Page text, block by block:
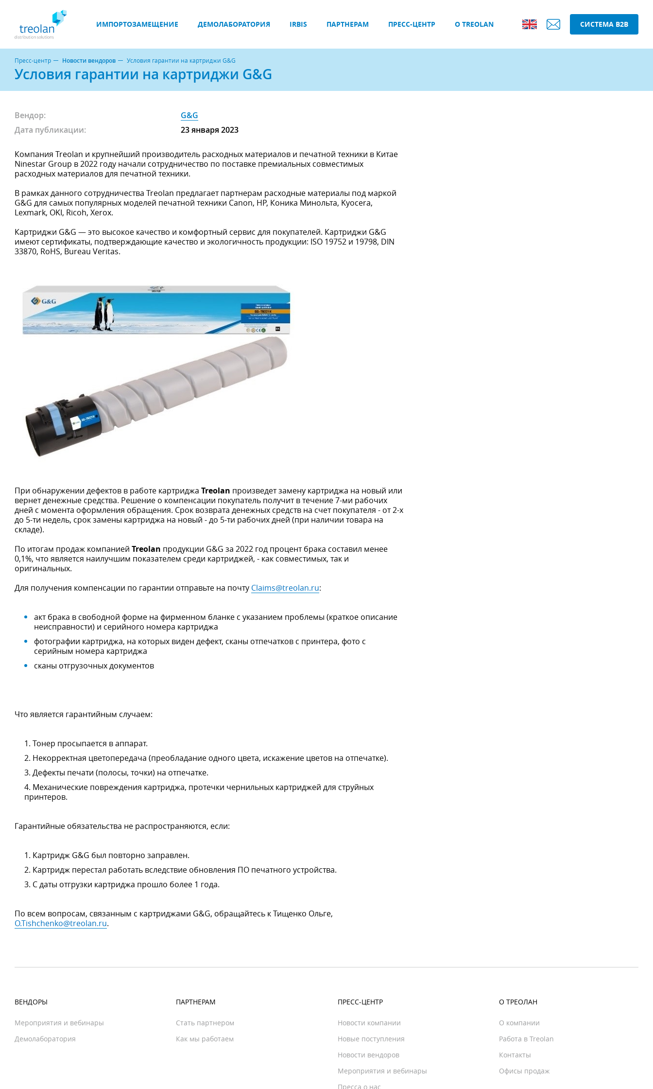
ИМПОРТОЗАМЕЩЕНИЕ ДЕМОЛАБОРАТОРИЯ IRBIS ПАРТНЕРАМ ПРЕСС-ЦЕНТР О TREOLAN СИСТЕМА B2B
Пресс-центр Новости вендоров Условия гарантии на картриджи G&G
Условия гарантии на картриджи G&G
Вендор:
G&G
Дата публикации:
23 января 2023
Компания Treolan и крупнейший производитель расходных материалов и печатной техники в Китае
Ninestar Group в 2022 году начали сотрудничество по поставке премиальных совместимых
расходных материалов для печатной техники.
В рамках данного сотрудничества Treolan предлагает партнерам расходные материалы под маркой
G&G для самых популярных моделей печатной техники Canon, HP, Коника Минольта, Kyocera,
Lexmark, OKI, Ricoh, Xerox.
Картриджи G&G — это высокое качество и комфортный сервис для покупателей. Картриджи G&G
имеют сертификаты, подтверждающие качество и экологичность продукции: ISO 19752 и 19798, DIN
33870, RoHS, Bureau Veritas.
При обнаружении дефектов в работе картриджа Treolan произведет замену картриджа на новый или
вернет денежные средства. Решение о компенсации покупатель получит в течение 7-ми рабочих
дней с момента оформления обращения. Срок возврата денежных средств на счет покупателя - от 2-х
до 5-ти недель, срок замены картриджа на новый - до 5-ти рабочих дней (при наличии товара на
складе).
По итогам продаж компанией Treolan продукции G&G за 2022 год процент брака составил менее
0,1%, что является наилучшим показателем среди картриджей, - как совместимых, так и
оригинальных.
Для получения компенсации по гарантии отправьте на почту Claims@treolan.ru:
акт брака в свободной форме на фирменном бланке с указанием проблемы (краткое описание
неисправности) и серийного номера картриджа
фотографии картриджа, на которых виден дефект, сканы отпечатков с принтера, фото с
серийным номера картриджа
сканы отгрузочных документов
Что является гарантийным случаем:
Тонер просыпается в аппарат.
Некорректная цветопередача (преобладание одного цвета, искажение цветов на отпечатке).
Дефекты печати (полосы, точки) на отпечатке.
Механические повреждения картриджа, протечки чернильных картриджей для струйных
принтеров.
Гарантийные обязательства не распространяются, если:
Картридж G&G был повторно заправлен.
Картридж перестал работать вследствие обновления ПО печатного устройства.
С даты отгрузки картриджа прошло более 1 года.
По всем вопросам, связанным с картриджами G&G, обращайтесь к Тищенко Ольге,
O.Tishchenko@treolan.ru.
ВЕНДОРЫ
Мероприятия и вебинары
Демолаборатория
ПАРТНЕРАМ
Стать партнером
Как мы работаем
ПРЕСС-ЦЕНТР
Новости компании
Новые поступления
Новости вендоров
Мероприятия и вебинары
Пресса о нас
О ТРЕОЛАН
О компании
Работа в Treolan
Контакты
Офисы продаж